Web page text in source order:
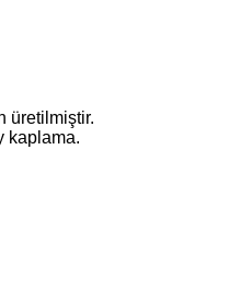
üretilmiştir.
kaplama.